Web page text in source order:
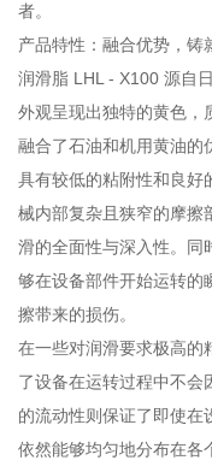
深圳市南山区前
者。
产品特性：融合优势，铸
润滑脂 LHL - X100 源自
外观呈现出独特的黄色，
融合了石油和机用黄油的
具有较低的粘附性和良好
械内部复杂且狭窄的摩擦
滑的全面性与深入性。同
够在设备部件开始运转的
擦带来的损伤。
在一些对润滑要求极高的
了设备在运转过程中不会
的流动性则保证了即使在
依然能够均匀地分布在各